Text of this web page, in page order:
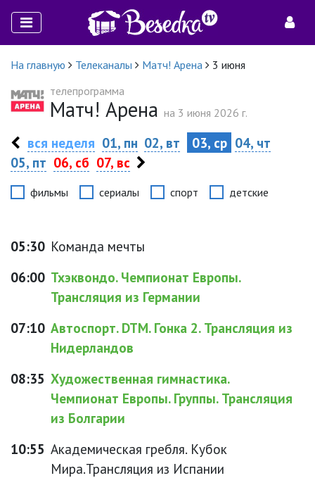
На главную Телеканалы Матч! Арена
3 июня
телепрограмма
Матч! Арена на 3 июня 2026 г.
вся неделя 01, пн 02, вт 03, ср 04, чт
05, пт 06, сб 07, вс
фильмы сериалы спорт детские
05:30 Команда мечты
06:00 Тхэквондо. Чемпионат Европы.
Трансляция из Германии
07:10 Автоспорт. DTM. Гонка 2. Трансляция из
Нидерландов
08:35 Художественная гимнастика.
Чемпионат Европы. Группы. Трансляция
из Болгарии
10:55 Академическая гребля. Кубок
Мира.Трансляция из Испании